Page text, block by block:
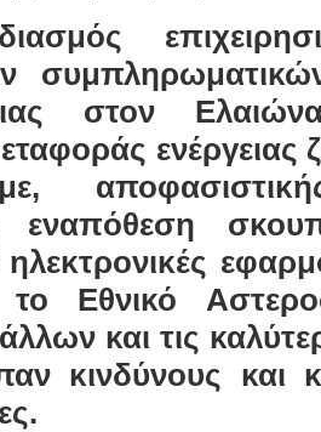
στον
ενέργειας
εναπόθεση
Εθνικό
και τις
κινδύνους και